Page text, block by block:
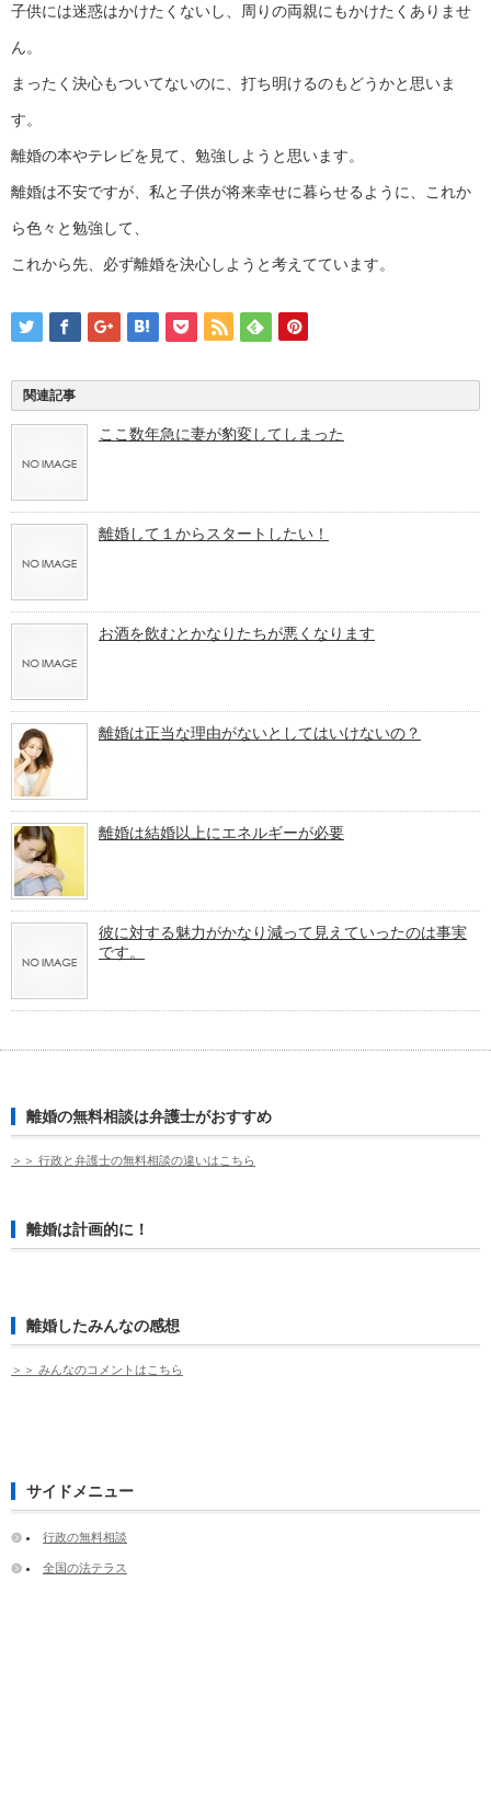
子供には迷惑はかけたくないし、周りの両親にもかけたくありませ
ん。
まったく決心もついてないのに、打ち明けるのもどうかと思いま
す。
離婚の本やテレビを見て、勉強しようと思います。
離婚は不安ですが、私と子供が将来幸せに暮らせるように、これか
ら色々と勉強して、
これから先、必ず離婚を決心しようと考えてています。
関連記事
ここ数年急に妻が豹変してしまった
離婚して１からスタートしたい！
お酒を飲むとかなりたちが悪くなります
離婚は正当な理由がないとしてはいけないの？
離婚は結婚以上にエネルギーが必要
彼に対する魅力がかなり減って見えていったのは事実
です。
離婚の無料相談は弁護士がおすすめ
＞＞ 行政と弁護士の無料相談の違いはこちら
離婚は計画的に！
離婚したみんなの感想
＞＞ みんなのコメントはこちら
サイドメニュー
行政の無料相談
全国の法テラス